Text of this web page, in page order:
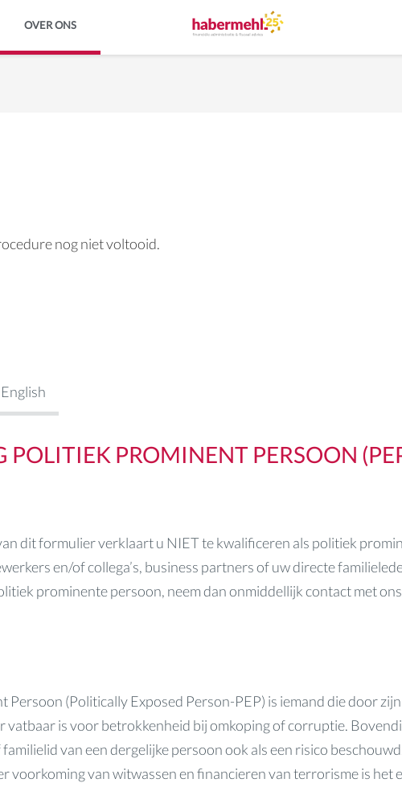
OVER ONS
nog niet voltooid.
English
POLITIEK PROMINENT PERSOON
dit formulier verklaart u NIET te kwalificeren als politiek
en/of collega’s, business partners of uw directe
prominente persoon, neem dan onmiddellijk contact met
Persoon (Politically Exposed Person-PEP) is iemand die door
vatbaar is voor betrokkenheid bij omkoping of corruptie.
van een dergelijke persoon ook als een risico
voorkoming van witwassen en financieren van terrorisme is het